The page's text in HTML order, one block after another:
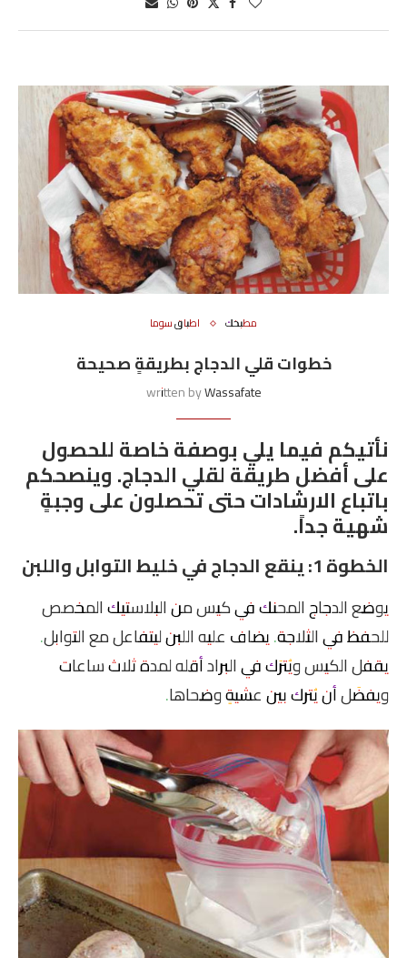
مطبخك اطباق سوما
خطوات قلي الدجاج بطريقةٍ صحيحة
written byWassafate
نأتيكم فيما يلي بوصفة خاصة للحصول
على أفضل طريقة لقلي الدجاج. وينصحكم
باتباع الارشادات حتى تحصلون على وجبةٍ
شهية جداً.
الخطوة 1: ينقع الدجاج في خليط التوابل واللبن
يوضع الدجاج المحنك في كيس من البلاستيك المخصص
للحفظ في الثلاجة. يضاف عليه اللبن ليتفاعل مع التوابل.
يقفل الكيس ويُترَك في البراد أقله لمدة ثلاث ساعات
ويفضَل أن يُترك بين عشيةٍ وضحاها.